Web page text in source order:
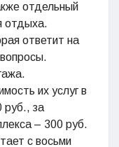
отдельный
отдыха.
ответит на
их услуг в
руб., за
– 300 руб.
с восьми